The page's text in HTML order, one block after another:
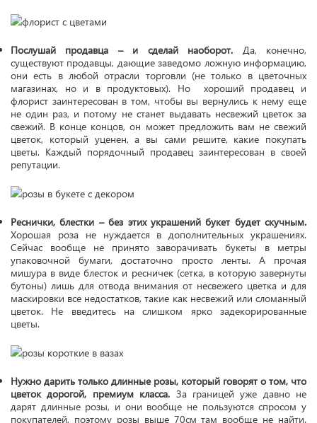
Послушай продавца – и сделай наоборот. Да, конечно,
существуют продавцы, дающие заведомо ложную информацию,
они есть в любой отрасли торговли (не только в цветочных
магазинах, но и в продуктовых). Но хороший продавец и
флорист заинтересован в том, чтобы вы вернулись к нему еще
не один раз, и потому не станет выдавать несвежий цветок за
свежий. В конце концов, он может предложить вам не свежий
цветок, который уценен, а вы сами решите, какие покупать
цветы. Каждый порядочный продавец заинтересован в своей
репутации.
Реснички, блестки – без этих украшений букет будет скучным.
Хорошая роза не нуждается в дополнительных украшениях.
Сейчас вообще не принято заворачивать букеты в метры
упаковочной бумаги, достаточно просто ленты. А прочая
мишура в виде блесток и ресничек (сетка, в которую завернуты
бутоны) лишь для отвода внимания от несвежего цветка и для
маскировки все недостатков, такие как несвежий или сломанный
цветок. Не введитесь на слишком ярко задекорированные
цветы.
Нужно дарить только длинные розы, который говорят о том, что
цветок дорогой, премиум класса. За границей уже давно не
дарят длинные розы, и они вообще не пользуются спросом у
покупателей, поэтому розы выше 70см там вообще не найти.